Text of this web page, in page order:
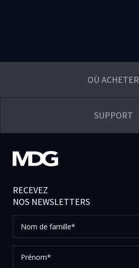
OÙ ACHETER
SUPPORT
RECEVEZ
NOS NEWSLETTERS
de
famille*